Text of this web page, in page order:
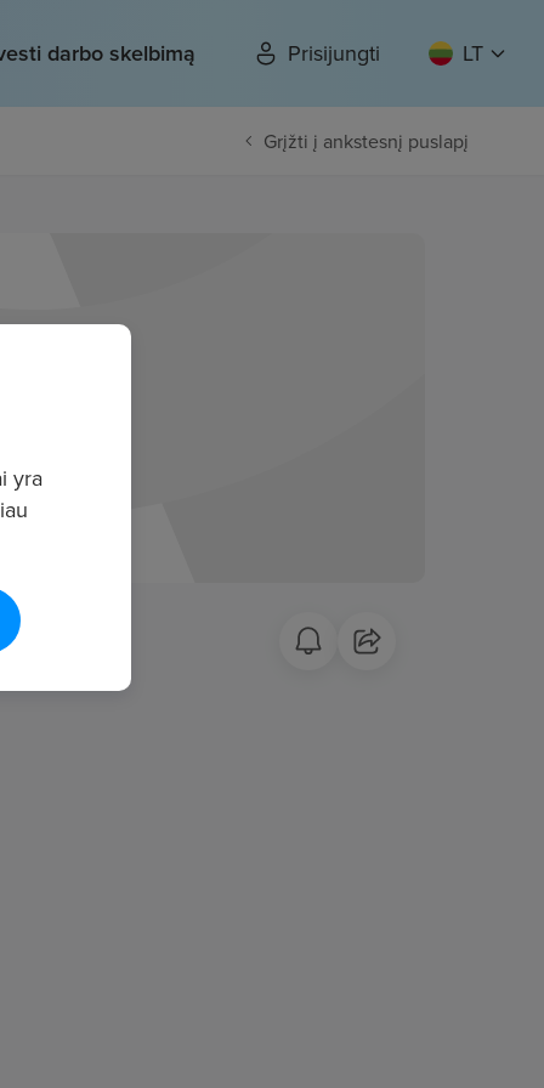
darbo skelbimą Prisijungti LT
Grįžti į ankstesnį puslapį
yra